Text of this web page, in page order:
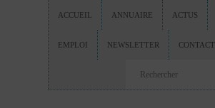
ACCUEIL ANNUAIRE ACTUS
EMPLOI NEWSLETTER CONTACT